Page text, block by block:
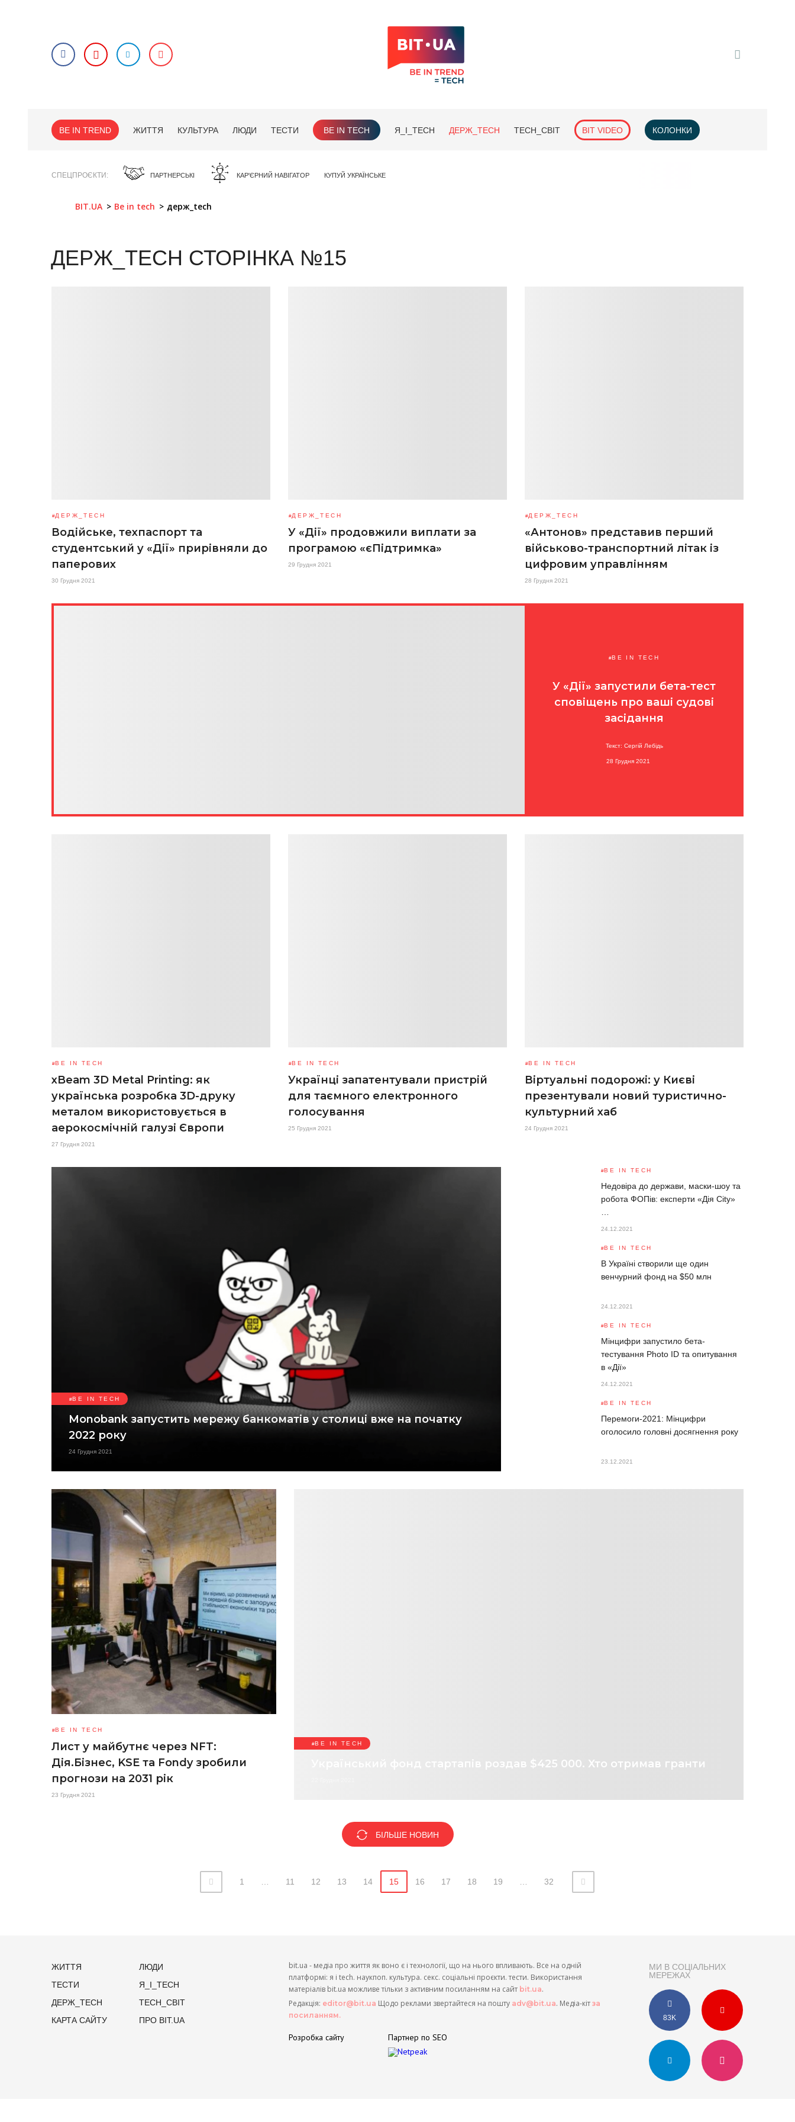
BE IN TREND ЖИТТЯ КУЛЬТУРА ЛЮДИ ТЕСТИ BE IN TECH Я_І_TECH ДЕРЖ_TECH TECH_СВІТ BIT VIDEO КОЛОНКИ
СПЕЦПРОЄКТИ ПАРТНЕРСЬКІ КАР'ЄРНИЙ НАВІГАТОР КУПУЙ УКРАЇНСЬКЕ
BIT.UA Be in tech держ_tech
ДЕРЖ_TECH СТОРІНКА №15
ДЕРЖ_TECH
Водійське, техпаспорт та
студентський у «Дії» прирівняли до
паперових
30 Грудня 2021
ДЕРЖ_TECH
У «Дії» продовжили виплати за
програмою «єПідтримка»
29 Грудня 2021
ДЕРЖ_TECH
«Антонов» представив перший
військово-транспортний літак із
цифровим управлінням
28 Грудня 2021
BE IN TECH
У «Дії» запустили бета-тест
сповіщень про ваші судові
засідання
Текст: Сергій Лебідь
28 Грудня 2021
BE IN TECH
xBeam 3D Metal Printing: як
українська розробка 3D-друку
металом використовується в
аерокосмічній галузі Європи
27 Грудня 2021
BE IN TECH
Українці запатентували пристрій
для таємного електронного
голосування
25 Грудня 2021
BE IN TECH
Віртуальні подорожі: у Києві
презентували новий туристично-
культурний хаб
24 Грудня 2021
BE IN TECH
Monobank запустить мережу банкоматів у столиці вже на початку
2022 року
24 Грудня 2021
BE IN TECH
Недовіра до держави, маски-шоу та
робота ФОПів: експерти «Дія City»
24.12.2021
BE IN TECH
В Україні створили ще один
венчурний фонд на $50 млн
24.12.2021
BE IN TECH
Мінцифри запустило бета-
тестування Photo ID та опитування
в «Дії»
24.12.2021
BE IN TECH
Перемоги-2021: Мінцифри
оголосило головні досягнення року
23.12.2021
BE IN TECH
Лист у майбутнє через NFT:
Дія.Бізнес, KSE та Fondy зробили
прогнози на 2031 рік
23 Грудня 2021
BE IN TECH
Український фонд стартапів роздав $425 000. Хто отримав гранти
БІЛЬШЕ НОВИН
1 11 12 13 14 15 16 17 18 19 32
ЖИТТЯ
ЛЮДИ
ТЕСТИ
Я_І_TECH
ДЕРЖ_TECH
TECH_СВІТ
КАРТА САЙТУ
ПРО BIT.UA
МИ В СОЦІАЛЬНИХ
МЕРЕЖАХ
83K
bit.ua - медіа про життя як воно є і технології, що на нього впливають. Все на одній
платформі: я і tech. наукпоп. культура. секс. соціальні проєкти. тести. Використання
матеріалів bit.ua можливе тільки з активним посиланням на сайт bit.ua.
Редакція: editor@bit.ua Щодо реклами звертайтеся на пошту adv@bit.ua. Медіа-кіт за
посиланням.
Розробка сайту Партнер по SEO